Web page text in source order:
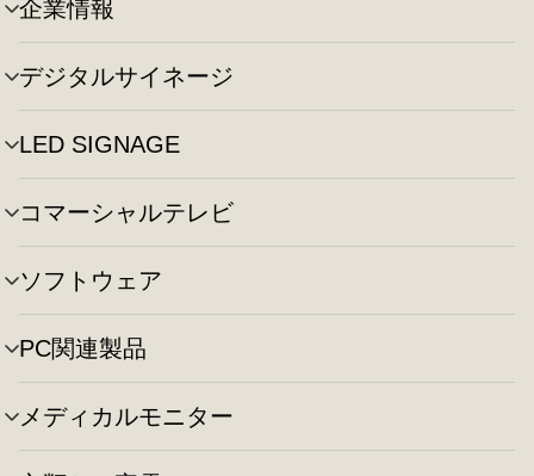
ー
の
切
り
替
え
企業情報
メ
ニ
ュ
ー
の
切
替
え
デジタルサイネージ
メ
ニ
ュ
ー
の
切
替
え
LED SIGNAGE
メ
ニ
ュ
ー
の
切
り
替
え
コマーシャルテレビ
メ
ニ
ュ
ー
の
切
替
え
ソフトウェア
メ
ニ
ュ
ー
の
切
り
替
PC関連製品
メ
ニ
ュ
ー
の
メディカルモニター
メ
ニ